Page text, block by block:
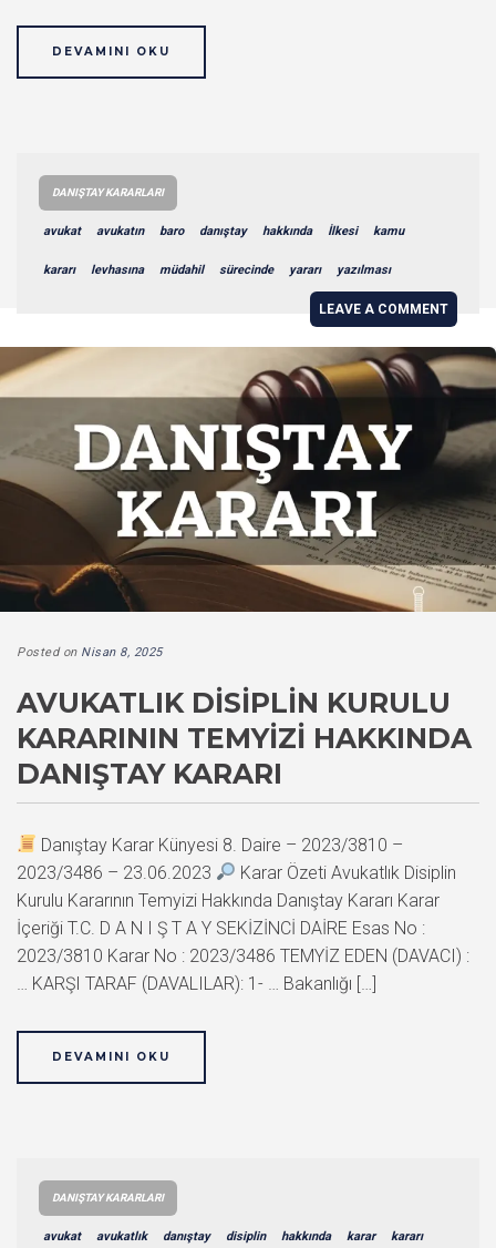
DEVAMINI OKU
DANIŞTAY KARARLARI
avukat avukatın baro danıştay hakkında İlkesi kamu
kararı levhasına müdahil sürecinde yararı yazılması
LEAVE A COMMENT
Posted on Nisan 8, 2025
AVUKATLIK DISIPLIN KURULU
KARARININ TEMYIZI HAKKINDA
DANIŞTAY KARARI
Danıştay Karar Künyesi 8. Daire – 2023/3810 –
2023/3486 – 23.06.2023
Karar Özeti Avukatlık Disiplin
Kurulu Kararının Temyizi Hakkında Danıştay Kararı Karar
İçeriği T.C. D A N I Ş T A Y SEKİZİNCİ DAİRE Esas No :
2023/3810 Karar No : 2023/3486 TEMYİZ EDEN (DAVACI) :
… KARŞI TARAF (DAVALILAR): 1- … Bakanlığı […]
DEVAMINI OKU
DANIŞTAY KARARLARI
avukat avukatlık danıştay disiplin hakkında karar kararı